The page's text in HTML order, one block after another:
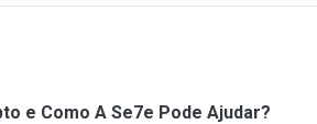
e Como A Se7e Pode Ajudar?